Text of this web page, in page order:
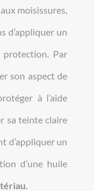
moisissures,
d’appliquer un
Par
son aspect de
à l’aide
sa teinte claire
d’appliquer un
d’une huile